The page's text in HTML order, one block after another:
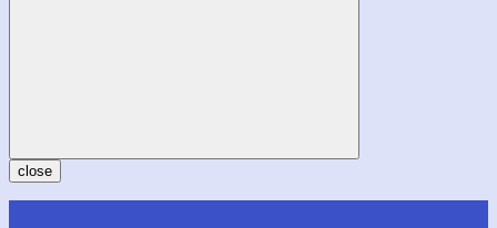
close